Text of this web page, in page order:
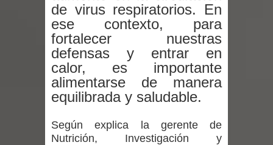
vacunación contra la Influenza y otros
virus respiratorios
Empedrado desarrolló con éxito el
desafío guerreros 2026
Banda linarense Los Remembers
regresa de Brasil tras impulsar un
de virus respiratorios. En
ese contexto, para
fortalecer nuestras
defensas y entrar en
calor, es importante
alimentarse de manera
equilibrada y saludable.
Según explica la gerente de
Nutrición, Investigación y